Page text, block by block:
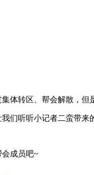
转区、帮会解散，但是
听听小记者二蛮带来
成员吧~